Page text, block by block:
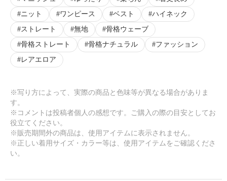
ニット
ワンピース ベスト
ハイネック
ストレート
無地
骨格ウェーブ
骨格ストレート
骨格ナチュラル
ファッション
レアエロア
※写り方によって、実際の商品と色味等が異なる場合がありま
す。
※コメントは投稿者個人の感想です。ご購入の際の目安としてお
役立てください。
※販売期間外の商品は、使用アイテムに表示されません。
※正しい着用サイズ・カラー等は、使用アイテムをご確認くださ
い。